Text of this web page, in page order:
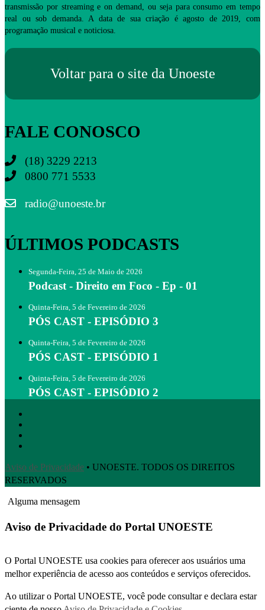
transmissão por streaming e on demand, ou seja para consumo em tempo
real ou sob demanda. A data de sua criação é agosto de 2019, com
programação musical e noticiosa.
Voltar para o site da Unoeste
FALE CONOSCO
(18) 3229 2213
0800 771 5533
radio@unoeste.br
ÚLTIMOS PODCASTS
Segunda-Feira, 25 de Maio de 2026
Podcast - Direito em Foco - Ep - 01
Quinta-Feira, 5 de Fevereiro de 2026
PÓS CAST - EPISÓDIO 3
Quinta-Feira, 5 de Fevereiro de 2026
PÓS CAST - EPISÓDIO 1
Quinta-Feira, 5 de Fevereiro de 2026
PÓS CAST - EPISÓDIO 2
Aviso de Privacidade • UNOESTE. TODOS OS DIREITOS
RESERVADOS
Alguma mensagem
Aviso de Privacidade do Portal UNOESTE
O Portal UNOESTE usa cookies para oferecer aos usuários uma
melhor experiência de acesso aos conteúdos e serviços oferecidos.
Ao utilizar o Portal UNOESTE, você pode consultar e declara estar